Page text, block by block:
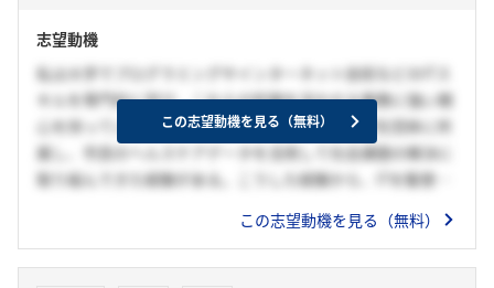
志望動機
私は大学でプログラミングやインターネット技術などのITス
キルを専門的に学び、これらの知識を活かせる業務に強い関
心を持っている。加えて、学生時代には〇〇系学生団体に所
属し、市民のヘルスケアデータを活用して社会課題の解決に
取り組んできた経験がある。こうした経験から、ITを駆使し
サービスを展開している御社に魅力を感じ、志望するに至っ
この志望動機を見る（無料）
この志望動機を見る（無料）